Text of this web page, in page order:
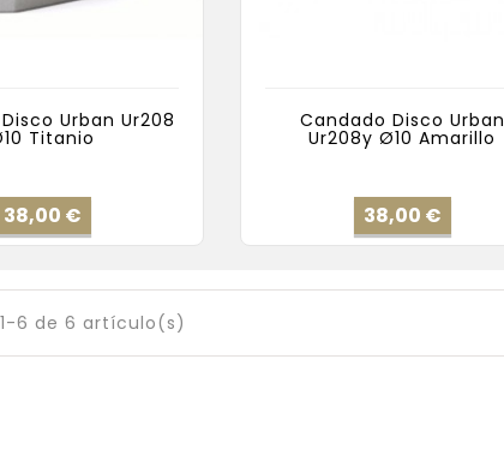
Urban Ur208
Titanio
38,00 €
Candado Disco Urban
Ur208y Ø10 Amarillo
38,00 €
6 de 6 artículo(s)